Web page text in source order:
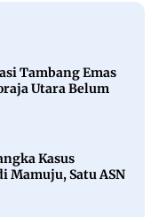
Tambang Emas
Utara Belum
Kasus
Mamuju, Satu ASN